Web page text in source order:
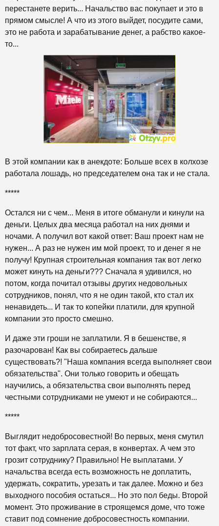
перестанете верить... Начальство вас покупает и это в
прямом смысле! А что из этого выйдет, посудите сами,
это не работа и зарабатывание денег, а рабство какое-
то...
В этой компании как в анекдоте: Больше всех в колхозе
работала лошадь, но председателем она так и не стала.
*****
Остался ни с чем... Меня в итоге обманули и кинули на
деньги. Целых два месяца работал на них днями и
ночами. А получил вот какой ответ: Ваш проект нам не
нужен... А раз не нужен им мой проект, то и денег я не
получу! Крупная строительная компания так вот легко
может кинуть на деньги??? Сначала я удивился, но
потом, когда почитал отзывы других недовольных
сотрудников, понял, что я не один такой, кто стал их
ненавидеть... И так то копейки платили, для крупной
компании это просто смешно.
И даже эти гроши не заплатили. Я в бешенстве, я
разочарован! Как вы собираетесь дальше
существовать?! "Наша компания всегда выполняет свои
обязательства". Они только говорить и обещать
научились, а обязательства свои выполнять перед
честными сотрудниками не умеют и не собираются...
*****
Выглядит недобросовестной! Во первых, меня смутил
тот факт, что зарплата серая, в конвертах. А чем это
грозит сотруднику? Правильно! Не выплатами. У
начальства всегда есть возможность не доплатить,
удержать, сократить, урезать и так далее. Можно и без
выходного пособия остаться... Но это пол беды. Второй
момент. Это проживание в строящемся доме, что тоже
ставит под сомнение добросовестность компании.